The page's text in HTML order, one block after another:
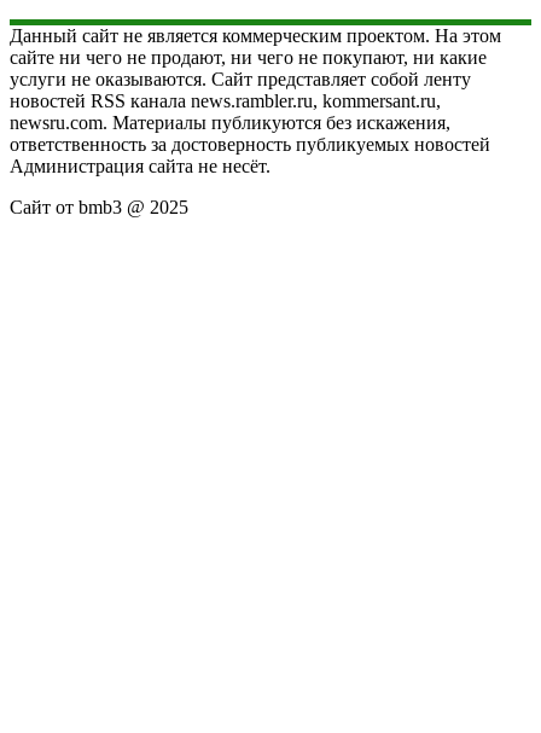
Данный сайт не является коммерческим проектом. На этом
сайте ни чего не продают, ни чего не покупают, ни какие
услуги не оказываются. Сайт представляет собой ленту
новостей RSS канала news.rambler.ru, kommersant.ru,
newsru.com. Материалы публикуются без искажения,
ответственность за достоверность публикуемых новостей
Администрация сайта не несёт.
Сайт от bmb3 @ 2025